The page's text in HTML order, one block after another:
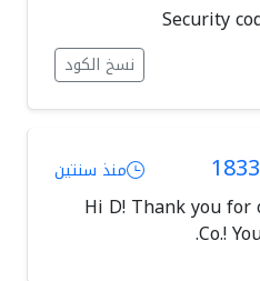
Security
نسخ الكود
منذ سنتين
Hi D! Thank you
Co.!